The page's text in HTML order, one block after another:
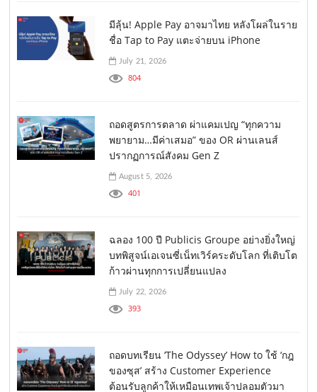
มีลุ้น! Apple Pay อาจมาไทย หลังโผล่ในราย
ชื่อ Tap to Pay แตะจ่ายบน iPhone
July 21, 2026
804
ถอดสูตรการตลาด ผ่าแคมเปญ “ทุกความ
พยายาม…มีค่าเสมอ” ของ OR ผ่านเลนส์
ปรากฏการณ์สังคม Gen Z
August 5, 2026
401
ฉลอง 100 ปี Publicis Groupe อย่างยิ่งใหญ่
บทพิสูจน์เอเจนซี่เน็ทเวิร์คระดับโลก ที่เติบโต
ก้าวผ่านทุกการเปลี่ยนแปลง
July 22, 2026
393
ถอดบทเรียน ‘The Odyssey’ How to ใช้ ‘กฎ
ของซุส’ สร้าง Customer Experience
ต้อนรับลูกค้าให้เหมือนเทพเจ้าปลอมตัวมา